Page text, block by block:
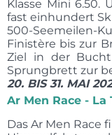
Klasse Mini
fast einhundert
500-Seemeilen-
Finistère bis zur
Ziel in der
Sprungbrett zur
20. BIS 31. MAI
Ar Men Race -
Das Ar Men Race